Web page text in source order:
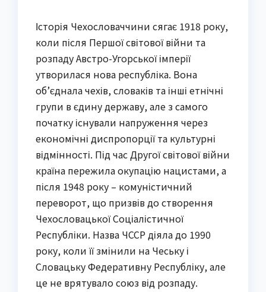
Історія Чехословаччини сягає 1918 року,
коли після Першої світової війни та
розпаду Австро-Угорської імперії
утворилася нова республіка. Вона
об’єднала чехів, словаків та інші етнічні
групи в єдину державу, але з самого
початку існували напруження через
економічні диспропорції та культурні
відмінності. Під час Другої світової війни
країна пережила окупацію нацистами, а
після 1948 року – комуністичний
переворот, що призвів до створення
Чехословацької Соціалістичної
Республіки. Назва ЧССР діяла до 1990
року, коли її змінили на Чеську і
Словацьку Федеративну Республіку, але
це не врятувало союз від розпаду.